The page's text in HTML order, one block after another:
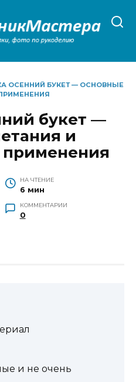
ОСЕННИЙ БУКЕТ — ОСНОВНЫЕ
букет —
и
НА ЧТЕНИЕ
6 мин
КОММЕНТАРИИ
0
и не очень